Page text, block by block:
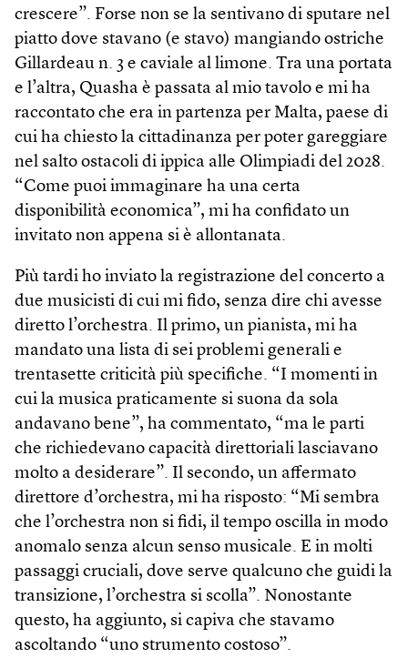
crescere”. Forse non se la sentivano di sputare nel
piatto dove stavano (e stavo) mangiando ostriche
Gillardeau n. 3 e caviale al limone. Tra una portata
e l’altra, Quasha è passata al mio tavolo e mi ha
raccontato che era in partenza per Malta, paese di
cui ha chiesto la cittadinanza per poter gareggiare
nel salto ostacoli di ippica alle Olimpiadi del 2028.
“Come puoi immaginare ha una certa
disponibilità economica”, mi ha confidato un
invitato non appena si è allontanata.
Più tardi ho inviato la registrazione del concerto a
due musicisti di cui mi fido, senza dire chi avesse
diretto l’orchestra. Il primo, un pianista, mi ha
mandato una lista di sei problemi generali e
trentasette criticità più specifiche. “I momenti in
cui la musica praticamente si suona da sola
andavano bene”, ha commentato, “ma le parti
che richiedevano capacità direttoriali lasciavano
molto a desiderare”. Il secondo, un affermato
direttore d’orchestra, mi ha risposto: “Mi sembra
che l’orchestra non si fidi, il tempo oscilla in modo
anomalo senza alcun senso musicale. E in molti
passaggi cruciali, dove serve qualcuno che guidi la
transizione, l’orchestra si scolla”. Nonostante
questo, ha aggiunto, si capiva che stavamo
ascoltando “uno strumento costoso”.